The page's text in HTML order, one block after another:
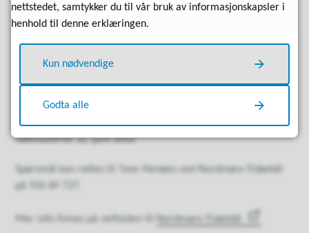
Følge opp de søknader/dokumentasjon som kreves, hvis
du får tilbud om sommerjobb.
når du søker.
Søknadsfrist 12. juni 2026
Spørsmål kan rettes til Tove Henøen ved Nordmøre Fiskebåt
på 926 89 727.
Mer info finnes på nettsiden til Nordmøre Fiskebåt
nettstedet, samtykker du til vår bruk av informasjonskapsler i
henhold til denne erklæringen.
Kun nødvendige
Godta alle